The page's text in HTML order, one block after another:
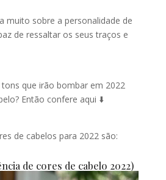
muito sobre a personalidade de
de ressaltar os seus traços e
que irão bombar em 2022
Então confere aqui ⬇️
de cabelos para 2022 são:
de cores de cabelo 2022)